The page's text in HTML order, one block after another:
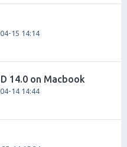
15 14:14
14.0 on Macbook
14 14:44